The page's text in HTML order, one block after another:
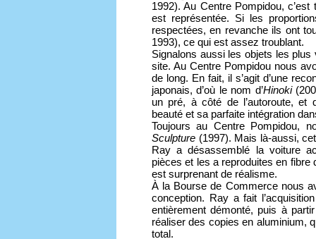
1992). Au Centre Pompidou,
est représentée. Si les
respectées, en revanche ils ont
1993), ce qui est assez troublant.
Signalons aussi les objets les plus
site. Au Centre Pompidou nous
de long. En fait, il s’agit d’une
japonais, d’où le nom d’Hinoki
un pré, à côté de l’autoroute, et
beauté et sa parfaite intégration
Toujours au Centre Pompidou,
Sculpture (1997). Mais là-aussi,
Ray a désassemblé la voiture
pièces et les a reproduites en fibre
est surprenant de réalisme.
À la Bourse de Commerce nous
conception. Ray a fait
entièrement démonté, puis à
réaliser des copies en aluminium,
total.